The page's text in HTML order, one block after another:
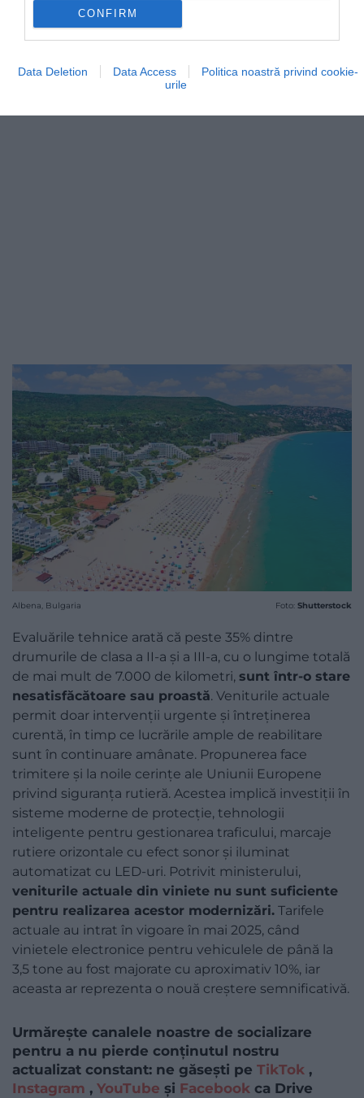
CONFIRM
Data Deletion Data Access
Politica noastră privind cookie-
urile
Albena, Bulgaria Foto: Shutterstock
Evaluările tehnice arată că peste 35% dintre
drumurile de clasa a II-a și a III-a, cu o lungime totală
de mai mult de 7.000 de kilometri, sunt într-o stare
nesatisfăcătoare sau proastă. Veniturile actuale
permit doar intervenții urgente și întreținerea
curentă, în timp ce lucrările ample de reabilitare
sunt în continuare amânate. Propunerea face
trimitere și la noile cerințe ale Uniunii Europene
privind siguranța rutieră. Acestea implică investiții în
sisteme moderne de protecție, tehnologii
inteligente pentru gestionarea traficului, marcaje
rutiere orizontale cu efect sonor și iluminat
automatizat cu LED-uri. Potrivit ministerului,
veniturile actuale din viniete nu sunt suficiente
pentru realizarea acestor modernizări. Tarifele
actuale au intrat în vigoare în mai 2025, când
vinietele electronice pentru vehiculele de până la
3,5 tone au fost majorate cu aproximativ 10%, iar
aceasta ar reprezenta o nouă creștere semnificativă.
Urmărește canalele noastre de socializare
pentru a nu pierde conținutul nostru
actualizat constant: ne găsești pe TikTok ,
Instagram , YouTube și Facebook ca Drive